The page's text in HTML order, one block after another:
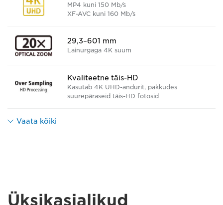
MP4 kuni 150 Mb/s
XF-AVC kuni 160 Mb/s
29,3–601 mm
Lainurgaga 4K suum
Kvaliteetne täis-HD
Kasutab 4K UHD-andurit, pakkudes
suurepäraseid täis-HD fotosid
Vaata kõiki
Üksikasjalikud